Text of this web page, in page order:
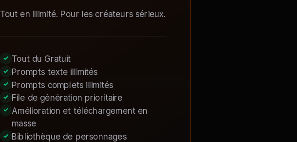
Tout en illimité. Pour les créateurs sérieux.
Tout du Gratuit
Prompts texte illimités
Prompts complets illimités
File de génération prioritaire
Amélioration et téléchargement en
masse
Bibliothèque de personnages